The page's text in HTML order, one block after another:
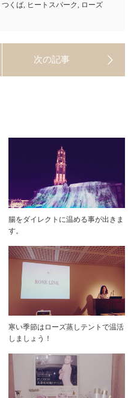
つくば, ヒートスパーク, ローズ
腸をダイレクトに温める事が出きま
す。
寒い季節はローズ蒸しテントで温活
しましょう！